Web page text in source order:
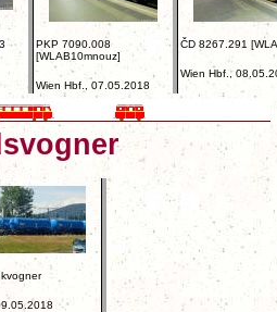
PKP 7090.008
[WLAB10mnouz]
Wien Hbf., 07.05.2018
ČD 8267.291
Wien Hbf.,